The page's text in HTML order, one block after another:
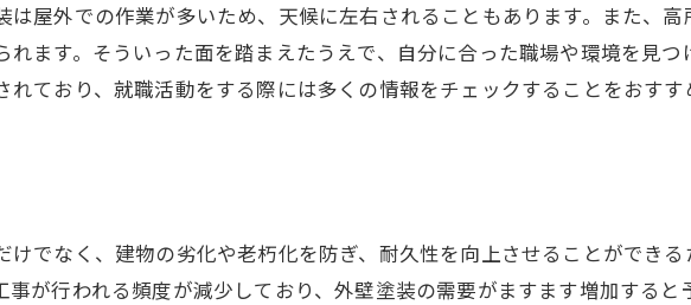
屋外での作業が多いため、天候に左右されることもあります。また、
ます。そういった面を踏まえたうえで、自分に合った職場や環境を見
ており、就職活動をする際には多くの情報をチェックすることをおすす
でなく、建物の劣化や老朽化を防ぎ、耐久性を向上させることができ
が行われる頻度が減少しており、外壁塗装の需要がますます増加する